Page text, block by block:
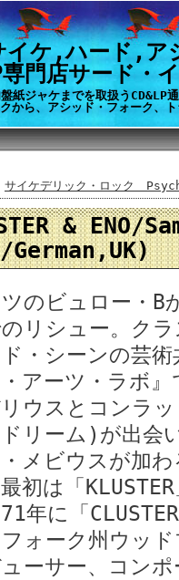
ケ,ハード,ア
門店サード・
ジャケまでを取扱うCD&LP
から、アシッド・フォーク、
サイケデリック・ロック
& ENO/
German,UK)
ツのビュロー・
リシュー。ク
・シーンの芸
・アーツ・ラボ
ウスとコンラ
リーム)が出会
メビウスが加
初は「
年に「
ォーク州ウッ
ーサー、コン